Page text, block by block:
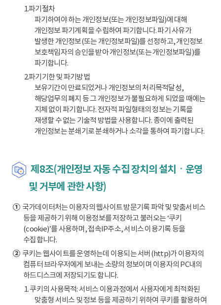
1.파기절차
파기하여야 하는 개인정보(또는 개인정보파일)에 대해
개인정보 파기계획을 수립하여 파기합니다. 파기 사유가
발생한 개인정보(또는 개인정보파일)를 선정하고, 개인정보
보호책임자의 승인을 받아 개인정보(또는 개인정보파일)를
파기합니다.
2.파기기한 및 파기방법
보유기간이 만료되었거나 개인정보의 처리목적달성,
해당업무의 폐지 등 그 개인정보가 불필요하게 되었을 때에는
지체 없이 파기합니다. 전자적 파일형태의 정보는 기록을
재생할 수 없는 기술적 방법을 사용합니다. 종이에 출력된
개인정보는 분쇄기로 분쇄하거나 소각을 통하여 파기합니다.
제8조(개인정보 자동 수집 장치의 설치ㆍ운영
및 거부에 관한 사항)
①국가데이터처는 이용자의 웹사이트 방문기록 파악 및 맞춤서비스
등을 제공하기 위해 이용정보를 저장하고 불러오는 ‘쿠키
(cookie)’를 사용하며, 접속IP주소, 서비스 이용기록 등을
수집합니다.
②쿠키는 웹사이트를 운영하는데 이용되는 서버(http)가 이용자의
컴퓨터 브라우저에게 보내는 소량의 정보이며 이용자의 PC내의
하드디스크에 저장되기도 합니다.
1. 쿠키의 사용목적: 서비스 이용과정에서 사용자에게 최적화된
맞춤형 서비스 및 정보 등을 제공하기 위하여 쿠키를 활용하여